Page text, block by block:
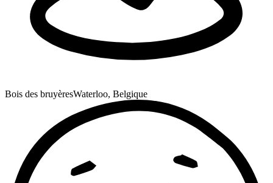
Bois des bruyèresWaterloo, Belgique